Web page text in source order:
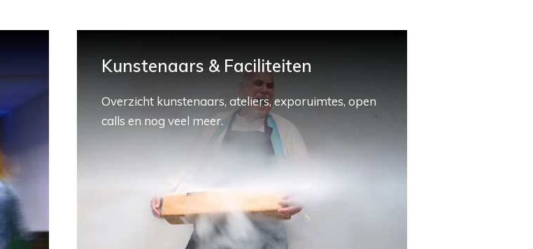
Kunstenaars & Faciliteiten
Overzicht kunstenaars, ateliers, exporuimtes, open
calls en nog veel meer.